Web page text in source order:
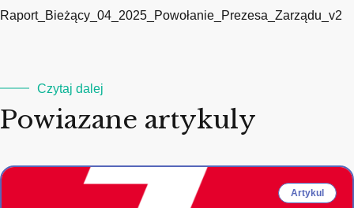
Raport_Bieżący_04_2025_Powołanie_Prezesa_Zarządu_v2
Czytaj dalej
Powiazane artykuly
Artykul